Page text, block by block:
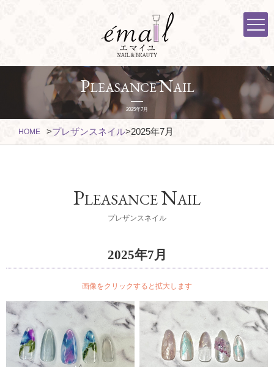
PLEASANCENAIL
2025年7月
HOME >プレザンスネイル>2025年7月
PLEASANCENAIL
プレザンスネイル
2025年7月
画像をクリックすると拡大します